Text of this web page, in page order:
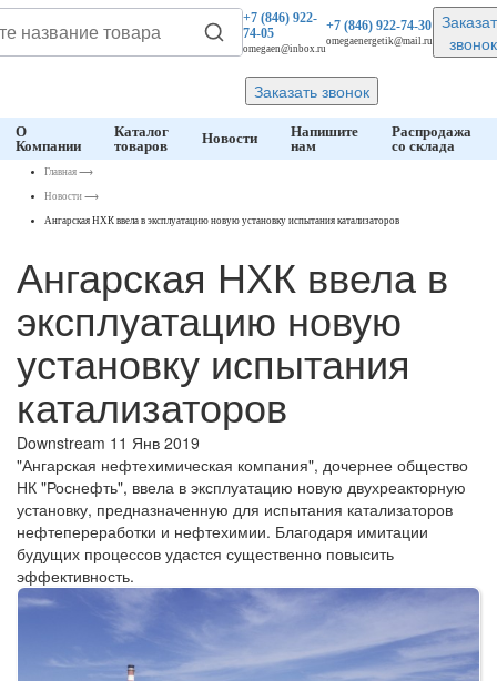
+7 (846)922-
74-05
omegaen@inbox.ru
+7 (846)922-74-30
omegaenergetik@mail.ru
звонок
Заказать звонок
О
Компании
Каталог
товаров
Новости
Напишите
нам
Распродажа
со склада
Главная ⟶
Новости ⟶
Ангарская НХК ввела в эксплуатацию новую установку испытания катализаторов
Ангарская НХК ввела в
эксплуатацию новую
установку испытания
катализаторов
Downstream 11 Янв 2019
"Ангарская нефтехимическая компания", дочернее общество
НК "Роснефть", ввела в эксплуатацию новую двухреакторную
установку, предназначенную для испытания катализаторов
нефтепереработки и нефтехимии. Благодаря имитации
будущих процессов удастся существенно повысить
эффективность.